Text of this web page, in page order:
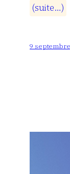
(suite…)
9